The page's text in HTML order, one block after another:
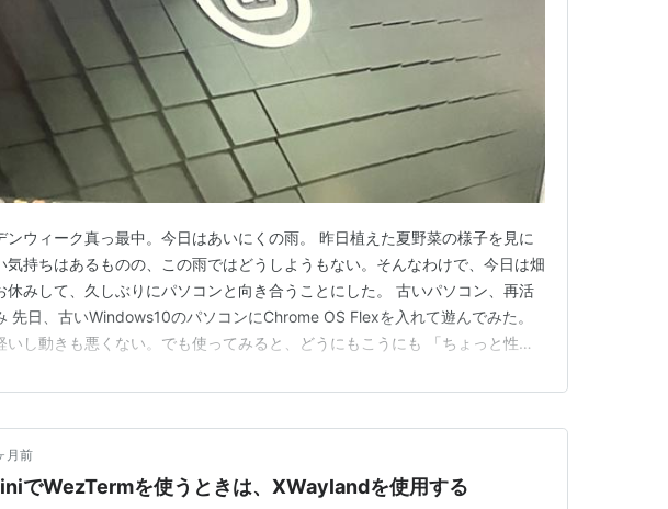
ンウィーク真っ最中。今日はあいにくの雨。 昨日植えた夏野菜の様子を見に
気持ちはあるものの、この雨ではどうしようもない。そんなわけで、今日は畑
休みして、久しぶりにパソコンと向き合うことにした。 古いパソコン、再活
先日、古いWindows10のパソコンにChrome OS Flexを入れて遊んでみた。
いし動きも悪くない。でも使ってみると、どうにもこうにも 「ちょっと性能
業はMacやWindows11に戻ってしまう。 ならばLinuxだ せっかくの雨の日。
月前
でWezTermを使うときは、XWaylandを使用する